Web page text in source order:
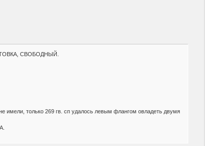
СВОБОДНЫЙ.
имели, только 269 гв. сп удалось левым флангом овладеть двумя